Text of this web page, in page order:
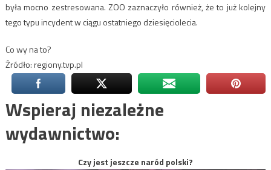
była mocno zestresowana. ZOO zaznaczyło również, że to już kolejny
tego typu incydent w ciągu ostatniego dziesięciolecia.
Co wy na to?
Źródło: regiony.tvp.pl
Wspieraj niezależne
wydawnictwo:
Czy jest jeszcze naród polski?